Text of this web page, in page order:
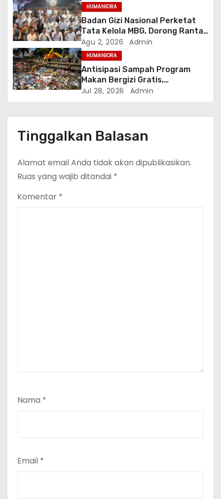
hingga Awal 2027
HUMANIORA
Badan Gizi Nasional Perketat
Tata Kelola MBG, Dorong Rantai
Pasok Pangan Berbasis Petani
Lokal
Agu 2, 2026 Admin
HUMANIORA
Antisipasi Sampah Program
Makan Bergizi Gratis,
Kementerian LH Gandeng ITS
Jul 28, 2026 Admin
Tinggalkan Balasan
Alamat email Anda tidak akan dipublikasikan.
Ruas yang wajib ditandai *
Komentar *
Nama *
Email *